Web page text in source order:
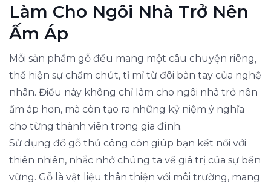
Làm Cho Ngôi Nhà Trở Nên
Ấm Áp
Mỗi sản phẩm gỗ đều mang một câu chuyện riêng,
thể hiện sự chăm chút, tỉ mỉ từ đôi bàn tay của nghệ
nhân. Điều này không chỉ làm cho ngôi nhà trở nên
ấm áp hơn, mà còn tạo ra những kỷ niệm ý nghĩa
cho từng thành viên trong gia đình.
Sử dụng đồ gỗ thủ công còn giúp bạn kết nối với
thiên nhiên, nhắc nhở chúng ta về giá trị của sự bền
vững. Gỗ là vật liệu thân thiện với môi trường, mang